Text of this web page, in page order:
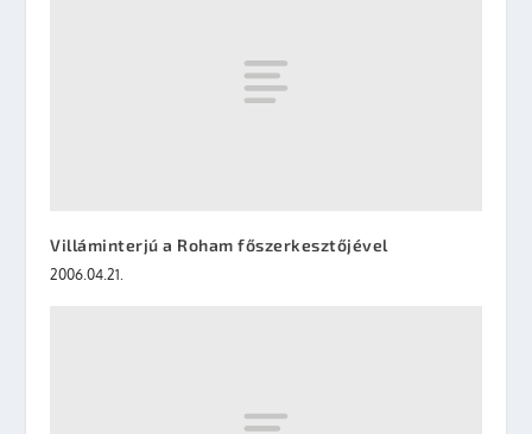
Villáminterjú a Roham főszerkesztőjével
2006.04.21.